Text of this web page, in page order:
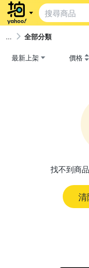
全部分類
最新上架 價格
找不到商